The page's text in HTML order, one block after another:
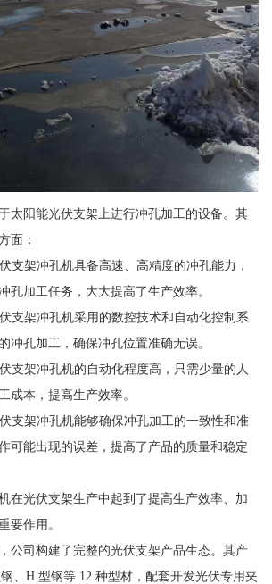
太阳能光伏支架上进行冲孔加工的设备。其
面：
支架冲孔机具备高速、高精度的冲孔能力，
孔加工任务，大大提高了生产效率。
支架冲孔机采用的数控技术和自动化控制系
冲孔加工，确保冲孔位置准确无误。
支架冲孔机的自动化程度高，只需少量的人
成本，提高生产效率。
支架冲孔机能够确保冲孔加工的一致性和准
可能出现的误差，提高了产品的质量和稳定
在光伏支架生产中起到了提高生产效率、加
要作用。
公司构建了完整的光伏支架产品生态。其产
、H 型钢等 12 种型材，配套开发光伏专用夹